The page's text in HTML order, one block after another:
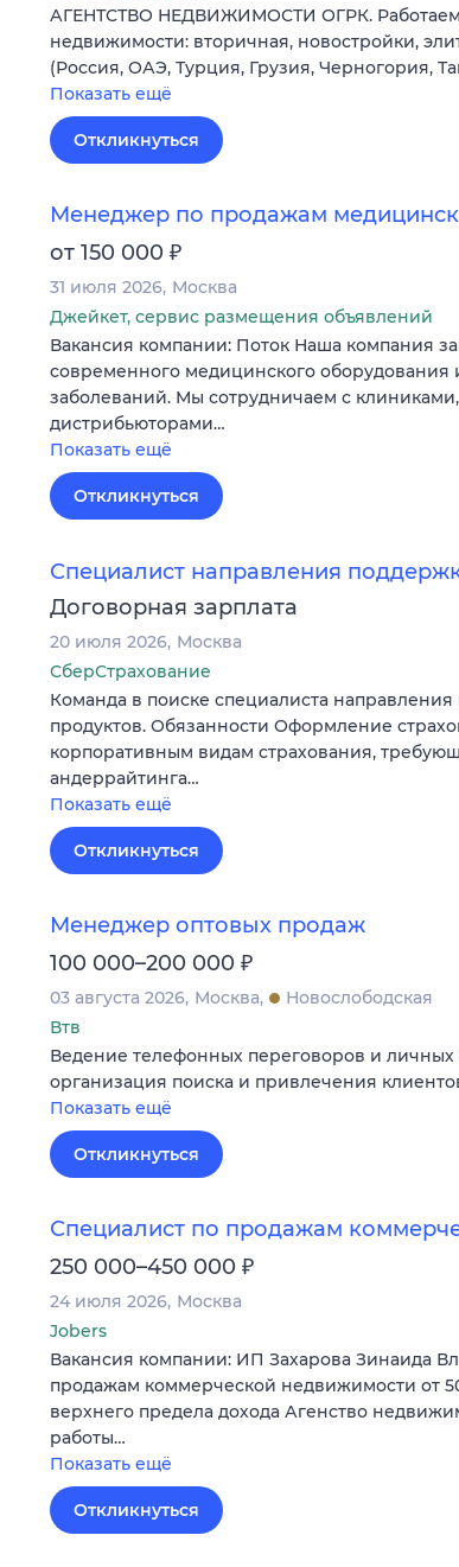
АГЕНТСТВО НЕДВИЖИМОСТИ ОГРК. Работаем
недвижимости: вторичная, новостройки,
(Россия, ОАЭ, Турция, Грузия, Черногория,
Показать ещё
Откликнуться
Менеджер по продажам
от 150 000 ₽
31 июля 2026 Москва
Джейкет, сервис размещения объявлений
Вакансия компании: Поток Наша компания
современного медицинского оборудования
заболеваний. Мы сотрудничаем с
дистрибьюторами…
Показать ещё
Откликнуться
Специалист направления
Договорная зарплата
20 июля 2026 Москва
СберСтрахование
Команда в поиске специалиста
продуктов. Обязанности Оформление
корпоративным видам страхования,
андеррайтинга…
Показать ещё
Откликнуться
Менеджер оптовых продаж
100 000–200 000 ₽
03 августа 2026 Москва
Новослободская
Втв
Ведение телефонных переговоров и личных
организация поиска и привлечения
Показать ещё
Откликнуться
Специалист по продажам
250 000–450 000 ₽
24 июля 2026 Москва
Jobers
Вакансия компании: ИП Захарова Зинаида
продажам коммерческой недвижимости от
верхнего предела дохода Агенство
работы…
Показать ещё
Откликнуться